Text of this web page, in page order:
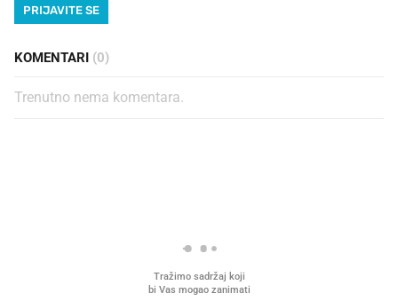
PRIJAVITE SE
KOMENTARI (0)
Trenutno nema komentara.